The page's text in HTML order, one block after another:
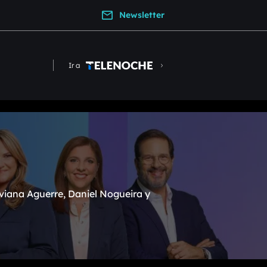
Newsletter
Ir a
Aguerre, Daniel Nogueira y